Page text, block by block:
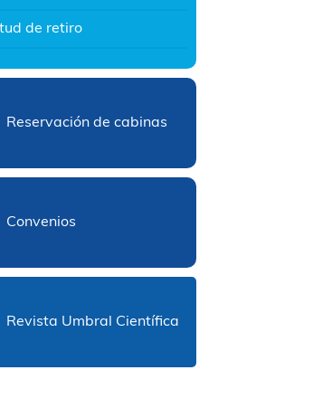
de retiro
Reservación de cabinas
Convenios
Revista Umbral Científica